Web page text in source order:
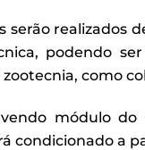
serão realizados
podendo
como
módulo do
condicionado a